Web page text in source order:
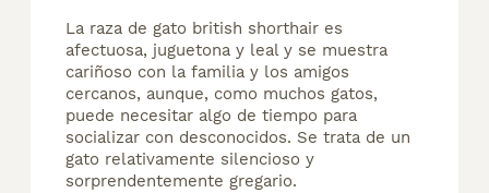
La raza de gato british shorthair es
afectuosa, juguetona y leal y se muestra
cariñoso con la familia y los amigos
cercanos, aunque, como muchos gatos,
puede necesitar algo de tiempo para
socializar con desconocidos. Se trata de un
gato relativamente silencioso y
sorprendentemente gregario.